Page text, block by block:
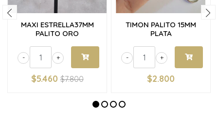
MAXI ESTRELLA37MM
PALITO ORO
+
-
$5.460 $7.800
TIMON PALITO 15MM
PLATA
+
-
$2.800